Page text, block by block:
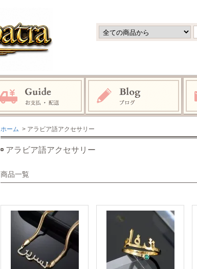
ホーム > アラビア語アクセサリー
アラビア語アクセサリー
商品一覧